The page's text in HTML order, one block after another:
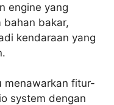
engine yang
bakar,
kendaraan yang
menawarkan fitur-
system dengan